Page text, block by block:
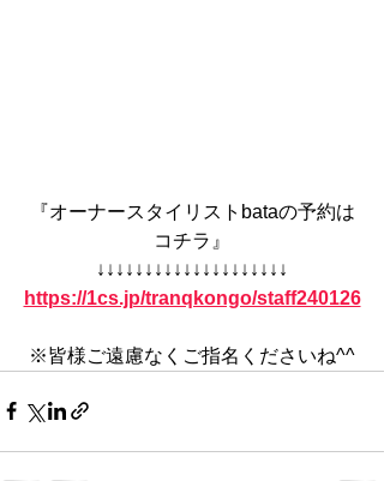
『オーナースタイリストbataの予約は
コチラ』
↓↓↓↓↓↓↓↓↓↓↓↓↓↓↓↓↓↓↓↓
https://1cs.jp/tranqkongo/staff240126
※皆様ご遠慮なくご指名くださいね^^